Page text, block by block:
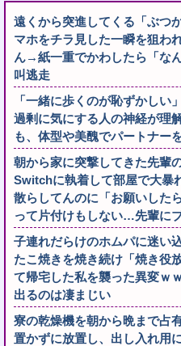
遠くから突進してくる「ぶつ
マホをチラ見した一瞬を狙わ
ん→紙一重でかわしたら「な
叫逃走
「一緒に歩くのが恥ずかしい
過剰に気にする人の神経が理
も、体型や美醜でパートナー
朝から家に突撃してきた先輩
Switchに執着して部屋で大暴
散らしてんのに「お願いした
って片付けもしない…先輩に
子連れだらけのホムパに迷い
たこ焼きを焼き続け「焼き役
て帰宅した私を襲った異変ｗ
出るのは凄まじい
寮の乾燥機を朝から晩まで占
置かずに放置し、出し入れ用